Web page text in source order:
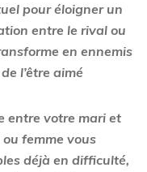
pour éloigner un
entre le rival ou
en ennemis
l’être aimé
entre votre mari et
femme vous
déjà en difficulté,